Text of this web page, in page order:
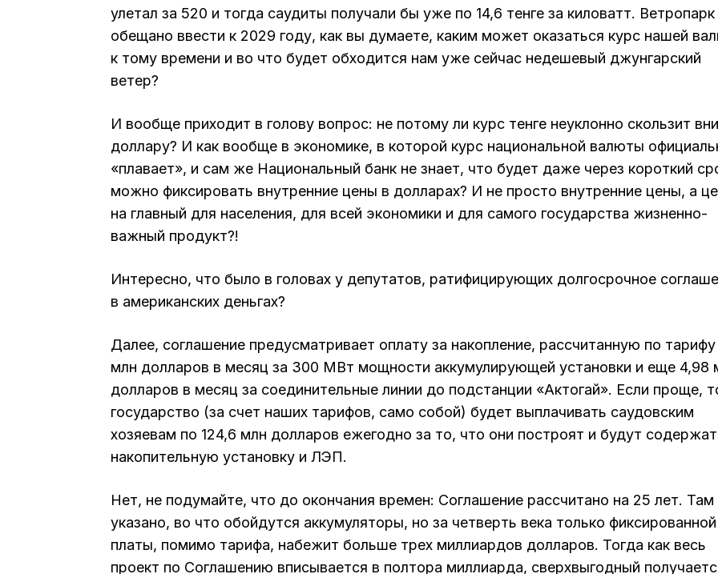
улетал за 520 и тогда саудиты получали бы уже по 14,6 тенге за киловатт. Ветропарк
обещано ввести к 2029 году, как вы думаете, каким может оказаться курс нашей
к тому времени и во что будет обходится нам уже сейчас недешевый джунгарский
ветер?
И вообще приходит в голову вопрос: не потому ли курс тенге неуклонно скользит
доллару? И как вообще в экономике, в которой курс национальной валюты
«плавает», и сам же Национальный банк не знает, что будет даже через короткий
можно фиксировать внутренние цены в долларах? И не просто внутренние цены, а
на главный для населения, для всей экономики и для самого государства жизненно-
важный продукт?!
Интересно, что было в головах у депутатов, ратифицирующих долгосрочное
в американских деньгах?
Далее, соглашение предусматривает оплату за накопление, рассчитанную по
млн долларов в месяц за 300 МВт мощности аккумулирующей установки и еще 4,98
долларов в месяц за соединительные линии до подстанции «Актогай». Если проще,
государство (за счет наших тарифов, само собой) будет выплачивать саудовским
хозяевам по 124,6 млн долларов ежегодно за то, что они построят и будут
накопительную установку и ЛЭП.
Нет, не подумайте, что до окончания времен: Соглашение рассчитано на 25 лет. Там
указано, во что обойдутся аккумуляторы, но за четверть века только фиксированной
платы, помимо тарифа, набежит больше трех миллиардов долларов. Тогда как весь
проект по Соглашению вписывается в полтора миллиарда, сверхвыгодный